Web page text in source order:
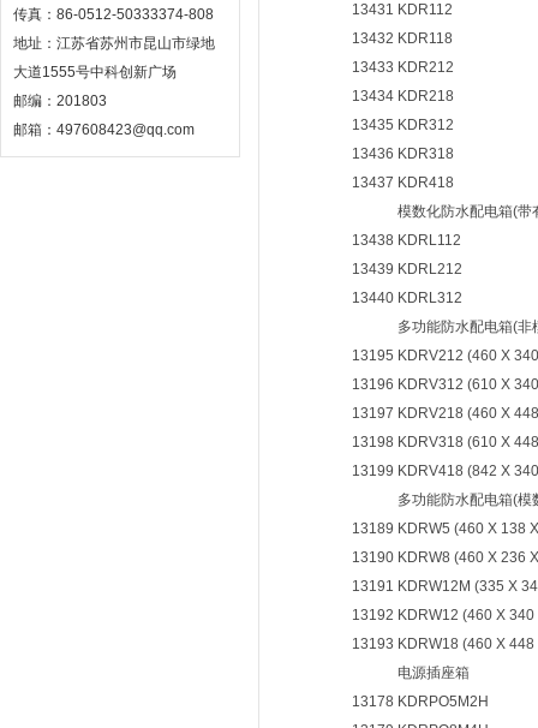
传真：86-0512-50333374-808
地址：江苏省苏州市昆山市绿地
大道1555号中科创新广场
邮编：201803
邮箱：497608423@qq.com
13431 KDR112
13432 KDR118
13433 KDR212
13434 KDR218
13435 KDR312
13436 KDR318
13437 KDR418
模数化防水配电箱(带
13438 KDRL112
13439 KDRL212
13440 KDRL312
多功能防水配电箱(非
13195 KDRV212 (460 X
13196 KDRV312 (610 X
13197 KDRV218 (460 X
13198 KDRV318 (610 X
13199 KDRV418 (842 X
多功能防水配电箱(模
13189 KDRW5 (460 X 138
13190 KDRW8 (460 X 236
13191 KDRW12M (335 X
13192 KDRW12 (460 X
13193 KDRW18 (460 X
电源插座箱
13178 KDRPO5M2H